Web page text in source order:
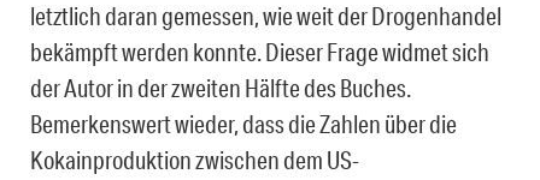
letztlich daran gemessen, wie weit der Drogenhandel
bekämpft werden konnte. Dieser Frage widmet sich
der Autor in der zweiten Hälfte des Buches.
Bemerkenswert wieder, dass die Zahlen über die
Kokainproduktion zwischen dem US-